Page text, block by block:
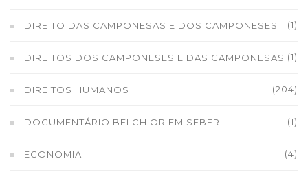
DIREITO DAS CAMPONESAS E DOS CAMPONESES (1)
DIREITOS DOS CAMPONESES E DAS CAMPONESAS (1)
DIREITOS HUMANOS (204)
DOCUMENTÁRIO BELCHIOR EM SEBERI (1)
ECONOMIA (4)